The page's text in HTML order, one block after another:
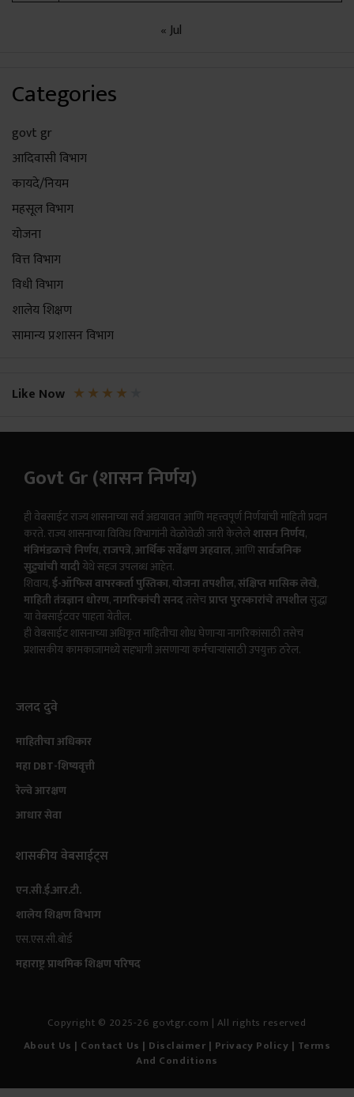
« Jul
Categories
govt gr
आदिवासी विभाग
कायदे/नियम
महसूल विभाग
योजना
वित्त विभाग
विधी विभाग
शालेय शिक्षण
सामान्य प्रशासन विभाग
Like Now ★ ★ ★ ★
Govt Gr (शासन निर्णय)
ही वेबसाईट राज्य शासनाच्या सर्व अद्ययावत आणि महत्त्वपूर्ण निर्णयांची माहिती प्रदान
करते. राज्य शासनाच्या विविध विभागांनी वेळोवेळी जारी केलेलेशासन निर्णय,
मंत्रिमंडळाचे निर्णय,राजपत्रे,आर्थिक सर्वेक्षण अहवाल, आणिसार्वजनिक
सुट्ट्यांची यादीयेथे सहज उपलब्ध आहेत.
शिवाय,ई-ऑफिस वापरकर्ता पुस्तिका,योजना तपशील,संक्षिप्त मासिक लेखे,
माहिती तंत्रज्ञान धोरण,नागरिकांची सनदतसेचप्राप्त पुरस्कारांचे तपशीलसुद्धा
या वेबसाईटवर पाहता येतील.
ही वेबसाईट शासनाच्या अधिकृत माहितीचा शोध घेणाऱ्या नागरिकांसाठी तसेच
प्रशासकीय कामकाजामध्ये सहभागी असणाऱ्या कर्मचाऱ्यांसाठी उपयुक्त ठरेल.
जलद दुवे
माहितीचा अधिकार
महा DBT-शिष्यवृत्ती
रेल्वे आरक्षण
आधार सेवा
शासकीय वेबसाईट्स
एन.सी.ई.आर.टी.
शालेय शिक्षण विभाग
एस.एस.सी.बोर्ड
महाराष्ट्र प्राथमिक शिक्षण परिषद
Copyright © 2025-26 govtgr.com | All rights reserved
About Us | Contact Us | Disclaimer | Privacy Policy | Terms
And Conditions